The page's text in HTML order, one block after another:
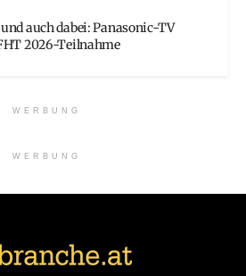
auch dabei: Panasonic-TV
2026-Teilnahme
WERBUNG
WERBUNG